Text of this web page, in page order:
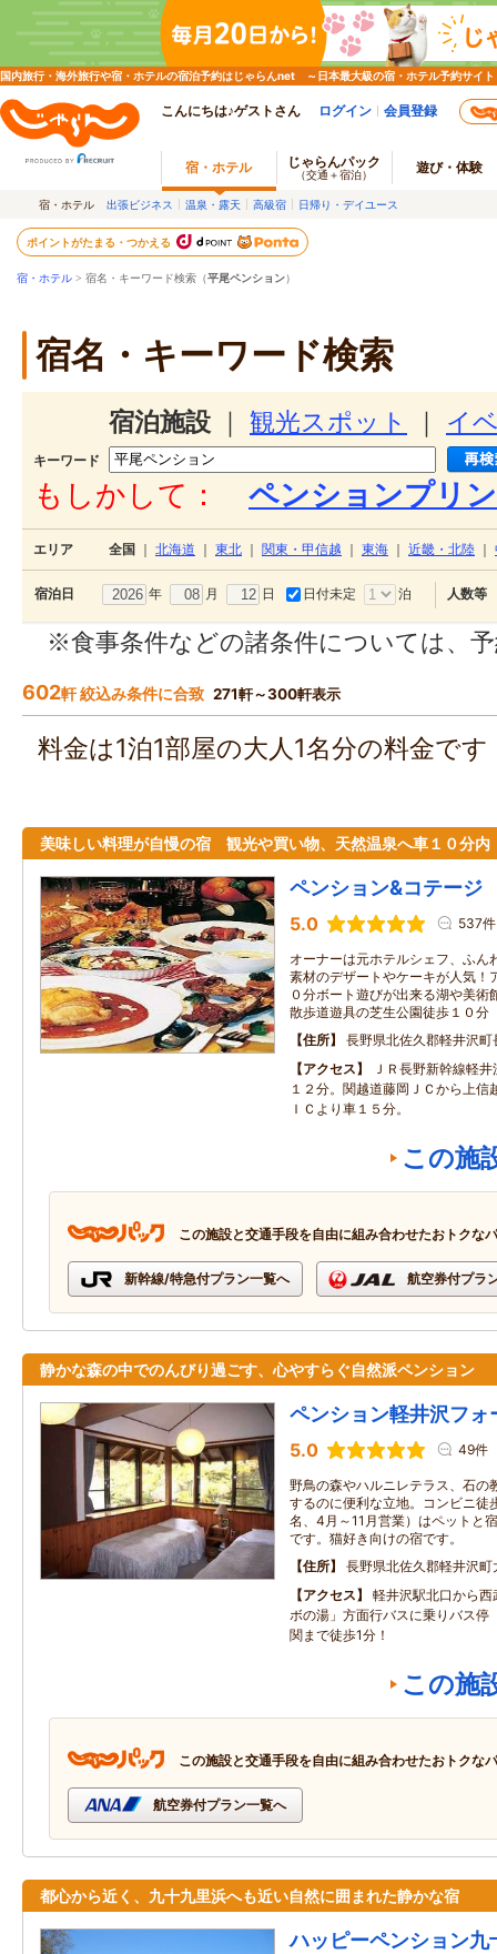
国内旅行・海外旅行や宿・ホテルの宿泊予約はじゃらんnet ～日本最大級の宿・ホテル予約サイト
こんにちは♪ゲストさん ログイン 会員登録
宿・ホテル じゃらんパック
（交通＋宿泊） 遊び・体験
宿・ホテル 出張ビジネス 温泉・露天 高級宿 日帰り・デイユース
ポイントがたまる・つかえる
宿・ホテル > 宿名・キーワード検索（平尾ペンション）
宿名・キーワード検索
宿泊施設 観光スポット イ
キーワード
もしかして： ペンションプリ
エリア 全国 北海道 東北 関東・甲信越 東海 近畿・北陸
宿泊日 年 月 日 日付未定 泊 人数等
※食事条件などの諸条件については、
602軒 絞込み条件に合致 271軒～300軒表示
料金は1泊1部屋の大人1名分の料金で
美味しい料理が自慢の宿 観光や買い物、天然温泉へ車１０分内
ペンション&コテー
5.0 537件
オーナーは元ホテルシェフ、ふん
素材のデザートやケーキが人気！
０分ボート遊びが出来る湖や美術
散歩道遊具の芝生公園徒歩１０分
住所
長野県北佐久郡軽井沢
アクセス
ＪＲ長野新幹線軽
１２分。関越道藤岡ＪＣから上信
ＩＣより車１５分。
この施
この施設と交通手段を自由に組み合わせたおトクな
新幹線/特急付プラン一覧へ 航空券付プラ
静かな森の中でのんびり過ごす、心やすらぐ自然派ペンション
ペンション軽井沢フォ
5.0 49件
野鳥の森やハルニレテラス、石の
するのに便利な立地。コンビニ徒
名、4月～11月営業）はペットと
です。猫好き向けの宿です。
住所
長野県北佐久郡軽井沢
アクセス
軽井沢駅北口から
ボの湯」方面行バスに乗りバス停
関まで徒歩1分！
この施
この施設と交通手段を自由に組み合わせたおトクな
航空券付プラン一覧へ
都心から近く、九十九里浜へも近い自然に囲まれた静かな宿
ハッピーペンション九